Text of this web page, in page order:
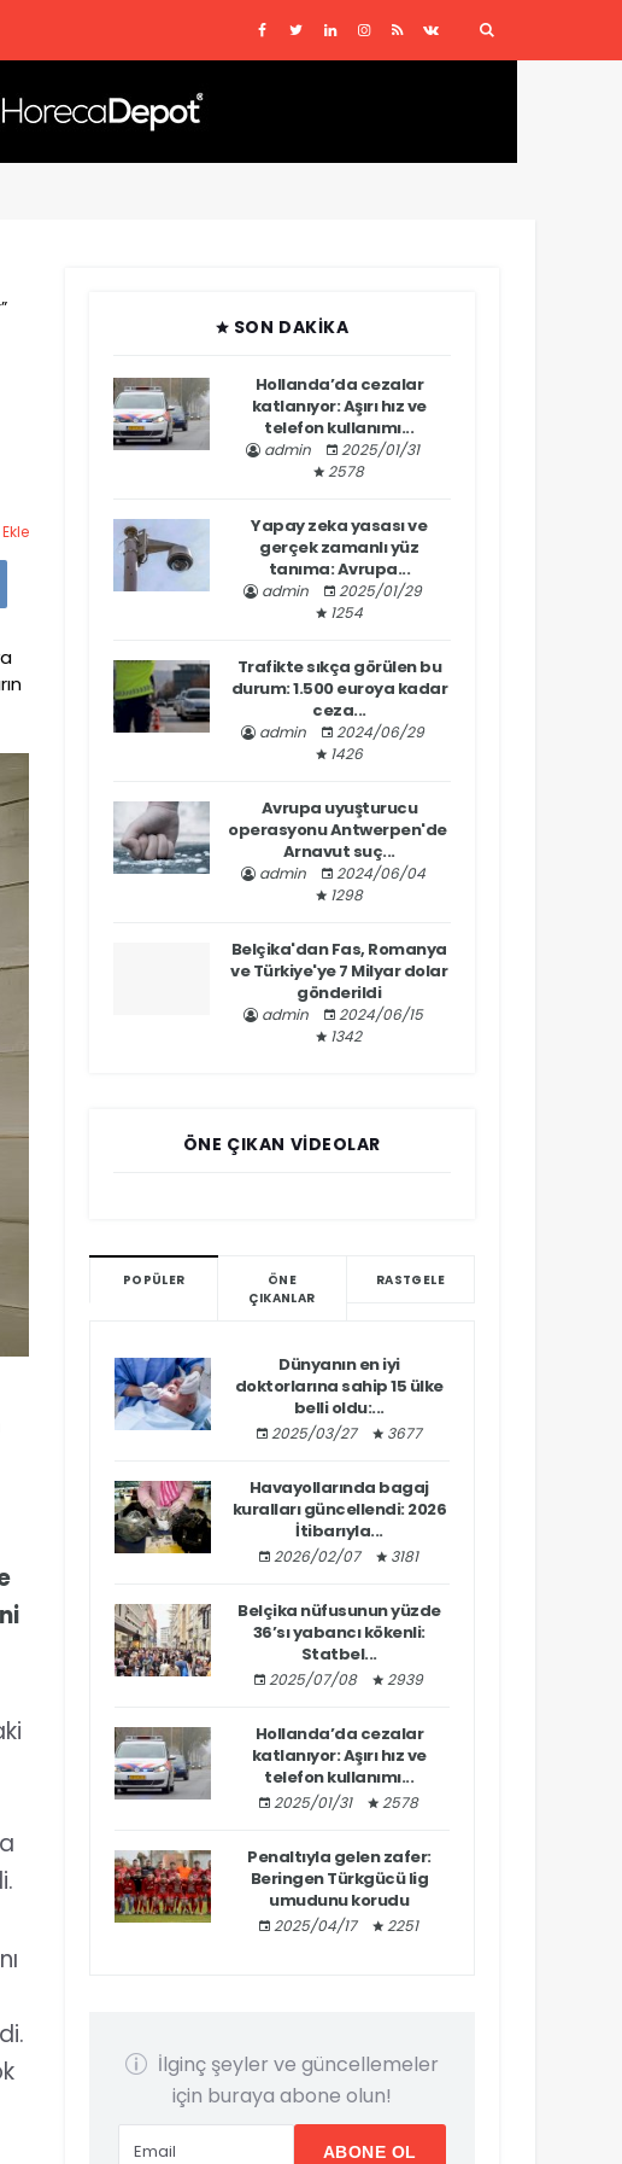
SON DAKIKA
Hollanda’da cezalar
katlanıyor: Aşırı hız ve
telefon kullanımı...
admin
2025/01/31
2578
Yapay zeka yasası ve
gerçek zamanlı yüz
tanıma: Avrupa...
admin
2025/01/29
1254
Trafikte sıkça görülen bu
durum: 1.500 euroya kadar
ceza...
admin
2024/06/29
1426
Avrupa uyuşturucu
operasyonu Antwerpen'de
Arnavut suç...
admin
2024/06/04
1298
Belçika'dan Fas, Romanya
ve Türkiye'ye 7 Milyar dolar
gönderildi
admin
2024/06/15
1342
ÖNE ÇIKAN VIDEOLAR
POPÜLER
ÖNE
ÇIKANLAR
RASTGELE
Dünyanın en iyi
doktorlarına sahip 15 ülke
belli oldu:...
2025/03/27 3677
Havayollarında bagaj
kuralları güncellendi: 2026
İtibarıyla...
2026/02/07 3181
Belçika nüfusunun yüzde
36’sı yabancı kökenli:
Statbel...
2025/07/08 2939
Hollanda’da cezalar
katlanıyor: Aşırı hız ve
telefon kullanımı...
2025/01/31 2578
Penaltıyla gelen zafer:
Beringen Türkgücü lig
umudunu korudu
2025/04/17 2251
İlginç şeyler ve güncellemeler
için buraya abone olun!